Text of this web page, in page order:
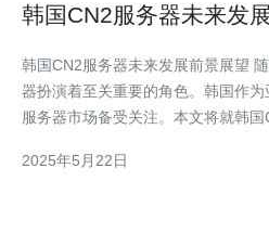
韩国CN2服务器未来发
韩国CN2服务器未来发展前景展望 随着互联网的快速发展，服务
器扮演着至关重要的角色。韩国作
服务器市场备受关注。本文将就韩国
国内外企业的关注。这些服务器提供
2025年5月22日